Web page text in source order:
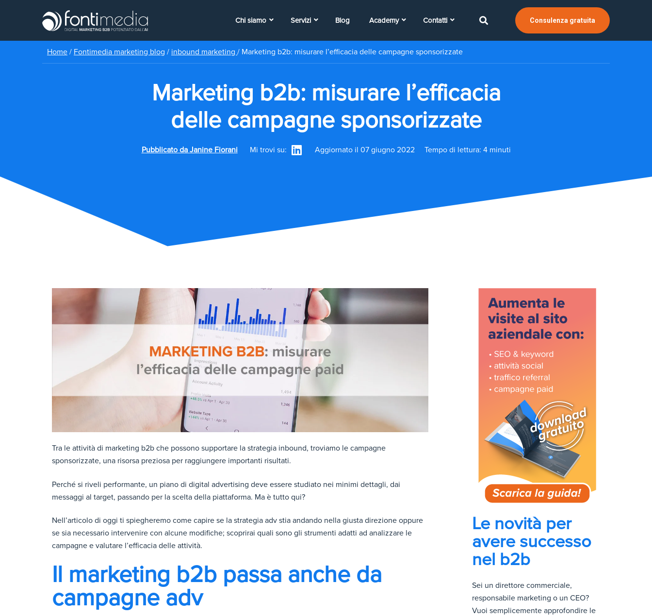
Chi siamo Servizi Blog Academy Contatti Consulenza gratuita
Home / Fontimedia marketing blog / inbound marketing / Marketing b2b: misurare l’efficacia delle campagne sponsorizzate
Marketing b2b: misurare l’efficacia
delle campagne sponsorizzate
Pubblicato da Janine Fiorani Mi trovi su: Aggiornato il 07 giugno 2022 Tempo di lettura: 4 minuti
Tra le attività di marketing b2b che possono supportare la strategia inbound, troviamo le campagne
sponsorizzate, una risorsa preziosa per raggiungere importanti risultati.
Perché si riveli performante, un piano di digital advertising deve essere studiato nei minimi dettagli, dai
messaggi al target, passando per la scelta della piattaforma. Ma è tutto qui?
Nell’articolo di oggi ti spiegheremo come capire se la strategia adv stia andando nella giusta direzione oppure
se sia necessario intervenire con alcune modifiche; scoprirai quali sono gli strumenti adatti ad analizzare le
campagne e valutare l’efficacia delle attività.
Il marketing b2b passa anche da
campagne adv
Le novità per
avere successo
nel b2b
Sei un direttore commerciale,
responsabile marketing o un CEO?
Vuoi semplicemente approfondire le